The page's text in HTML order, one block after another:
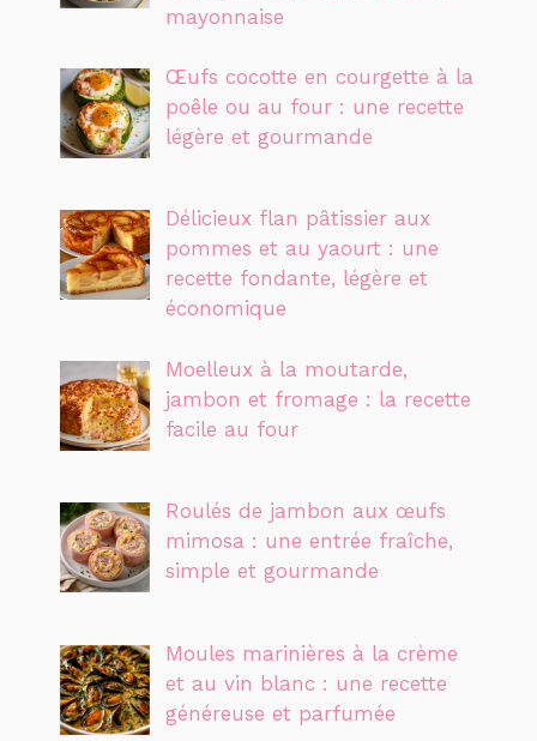
mayonnaise
Œufs cocotte en courgette à la
poêle ou au four : une recette
légère et gourmande
Délicieux flan pâtissier aux
pommes et au yaourt : une
recette fondante, légère et
économique
Moelleux à la moutarde,
jambon et fromage : la recette
facile au four
Roulés de jambon aux œufs
mimosa : une entrée fraîche,
simple et gourmande
Moules marinières à la crème
et au vin blanc : une recette
généreuse et parfumée